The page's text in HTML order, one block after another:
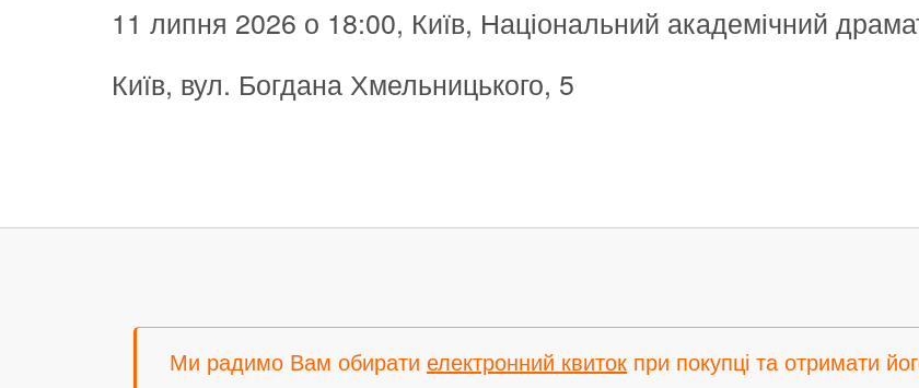
11 липня 2026 о 18:00, Київ, Національний академічний
Київ, вул. Богдана Хмельницького, 5
Ми радимо Вам обирати електронний квиток при покупці та отримати